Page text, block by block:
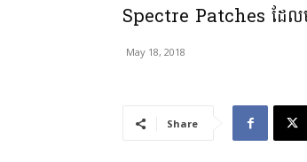
Spectre Patches ដែល
May 18, 2018
Share